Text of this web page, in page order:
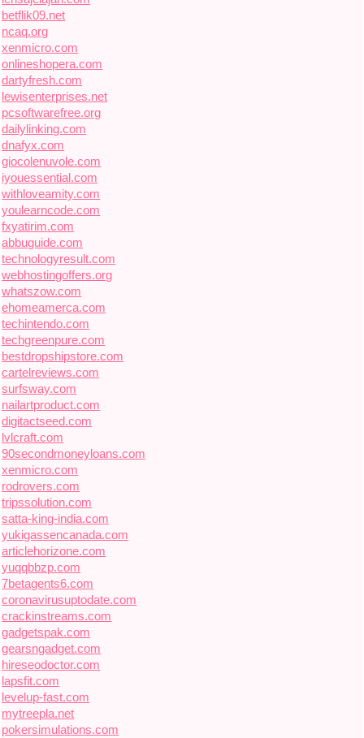
betflik09.net
ncaq.org
xenmicro.com
onlineshopera.com
dartyfresh.com
lewisenterprises.net
pcsoftwarefree.org
dailylinking.com
dnafyx.com
giocolenuvole.com
iyouessential.com
withloveamity.com
youlearncode.com
fxyatirim.com
abbuguide.com
technologyresult.com
webhostingoffers.org
whatszow.com
ehomeamerca.com
techintendo.com
techgreenpure.com
bestdropshipstore.com
cartelreviews.com
surfsway.com
nailartproduct.com
digitactseed.com
lvlcraft.com
90secondmoneyloans.com
xenmicro.com
rodrovers.com
tripssolution.com
satta-king-india.com
yukigassencanada.com
articlehorizone.com
yuqqbbzp.com
7betagents6.com
coronavirusuptodate.com
crackinstreams.com
gadgetspak.com
gearsngadget.com
hireseodoctor.com
lapsfit.com
levelup-fast.com
mytreepla.net
pokersimulations.com